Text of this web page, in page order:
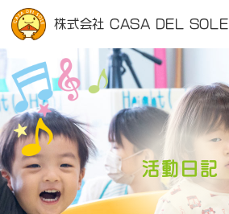
株式会社 CASA DEL SOLE
活動日記